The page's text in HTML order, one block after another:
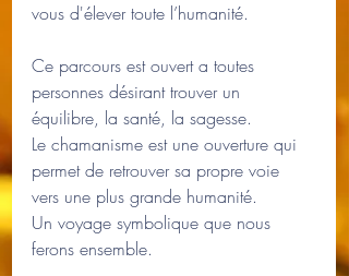
vous d'élever toute l’humanité.
Ce parcours est ouvert a toutes
personnes désirant trouver un
équilibre, la santé, la sagesse.
Le chamanisme est une ouverture qui
permet de retrouver sa propre voie
vers une plus grande humanité.
Un voyage symbolique que nous
ferons ensemble.